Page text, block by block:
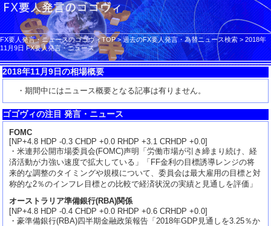
FX要人発言・ニュースのゴゴヴィTOP>過去のFX要人発言・為替ニュース検索 > 2018年
11月9日 FX要人発言・ニュース
2018年11月9日の相場概要
・期間中にはニュース概要となる記事は有りません。
ゴゴヴィの注目 発言・ニュース
FOMC
[NP+4.8 HDP -0.3 CHDP +0.0 RHDP +3.1 CRHDP +0.0]
・米連邦公開市場委員会(FOMC)声明「労働市場が引き締まり続け、経
済活動が力強い速度で拡大している」「FF金利の目標誘導レンジの将
来的な調整のタイミングや規模について、委員会は最大雇用の目標と対
称的な2％のインフレ目標との比較で経済状況の実績と見通しを評価」
オーストラリア準備銀行(RBA)関係
[NP+4.8 HDP -0.4 CHDP +0.0 RHDP +0.6 CRHDP +0.0]
・豪準備銀行(RBA)四半期金融政策報告「2018年GDP見通しを3.25％か